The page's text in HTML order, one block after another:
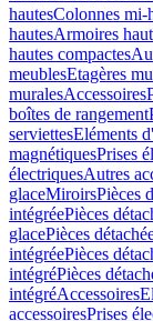
hautesColonnes mi-
hautesArmoires
hautes compactes
meublesEtagères
muralesAccessoires
boîtes de rangement
serviettesEléments
magnétiquesPrises
électriquesAutres
glaceMiroirsPièces
intégréePièces
glacePièces
intégréePièces
intégréPièces
intégréAccessoires
accessoiresPrises